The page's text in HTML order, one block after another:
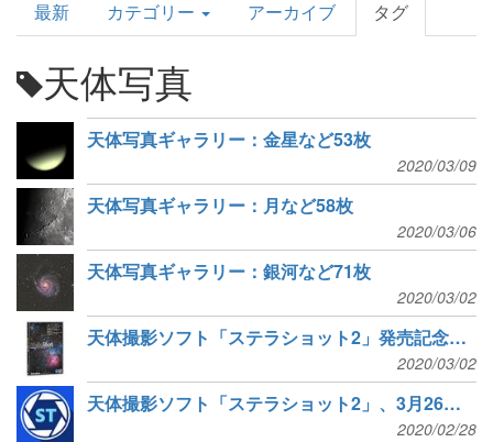
Topics
最新 カテゴリー アーカイブ タグ
天体写真
天体写真ギャラリー：金星など53枚
2020/03/09
天体写真ギャラリー：月など58枚
2020/03/06
天体写真ギャラリー：銀河など71枚
2020/03/02
天体撮影ソフト「ステラショット2」発売記念特価で予約開始！
2020/03/02
天体撮影ソフト「ステラショット2」、3月26日発売予定！
2020/02/28